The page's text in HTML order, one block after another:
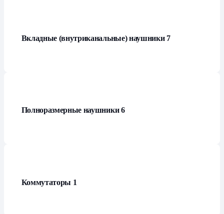
Вкладные (внутриканальные) наушники 7
Полноразмерные наушники6
Коммутаторы 1